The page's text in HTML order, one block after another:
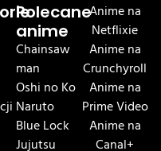
Polecane
anime
Chainsaw
man
Oshi no Ko
Naruto
Blue Lock
Anime na
Netflixie
Anime na
Crunchyroll
Anime na
Prime Video
Anime na